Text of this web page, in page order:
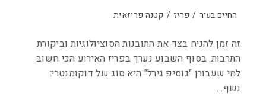
החיים בעיר / פריז / קטנה פריזאית
זה זמן להניח בצד את התובנות הסוציולוגיות וביקורת
התרבות. בסוף השבוע נערך בפריז האירוע הכי חשוב
למי שעבורן "גוסיפ גירל" היא סוג של דוקומנטרי:
נשף…